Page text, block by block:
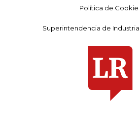
Política de
Superintendencia de